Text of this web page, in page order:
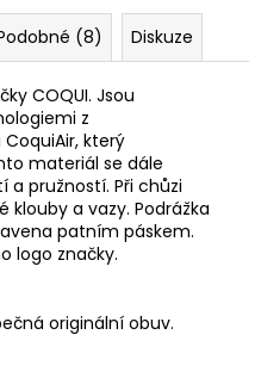
(8) Diskuze
COQUI. Jsou
z
který
materiál se dále
a pružností. Při chůzi
a vazy. Podrážka
patním páskem.
logo značky.
originální obuv.